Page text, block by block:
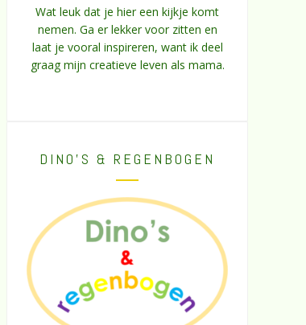
Wat leuk dat je hier een kijkje komt
nemen. Ga er lekker voor zitten en
laat je vooral inspireren, want ik deel
graag mijn creatieve leven als mama.
DINO’S & REGENBOGEN